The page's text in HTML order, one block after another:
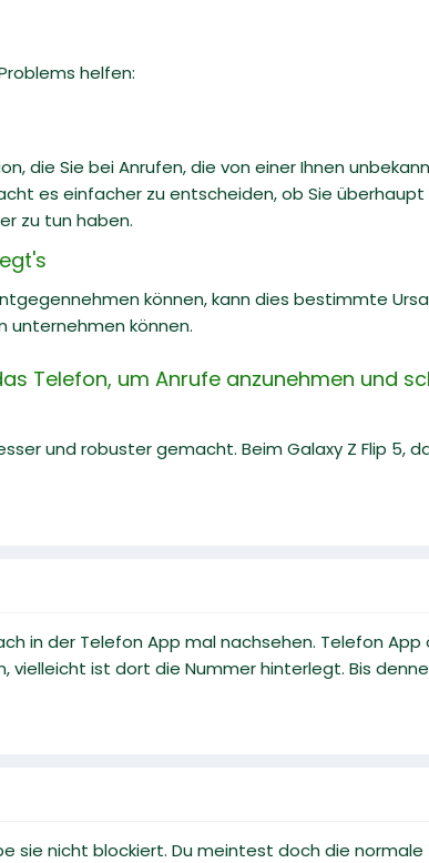
helfen:
die Sie bei Anrufen, die von einer Ihnen
es einfacher zu entscheiden, ob Sie überhaupt
zu tun haben.
können, kann dies bestimmte
unternehmen können.
Telefon, um Anrufe anzunehmen und
und robuster gemacht. Beim Galaxy Z Flip 5,
in der Telefon App mal nachsehen. Telefon
vielleicht ist dort die Nummer hinterlegt. Bis denne
sie nicht blockiert. Du meintest doch die normale